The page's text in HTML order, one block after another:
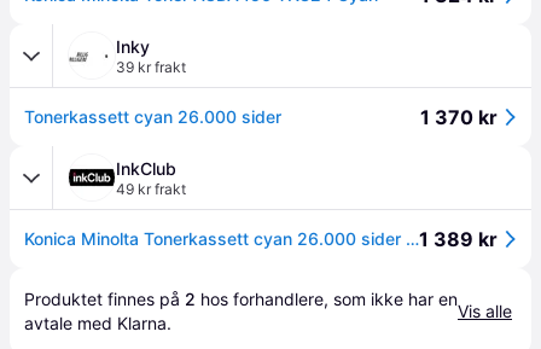
Inky
39 kr frakt
Tonerkassett cyan 26.000 sider 1 370 kr
InkClub
49 kr frakt
Konica Minolta Tonerkassett cyan 26.000 sider TN324C Tilsvarer: N/A1 389 kr
Produktet finnes på 2 hos forhandlere, som ikke har en
avtale med Klarna.
Vis alle